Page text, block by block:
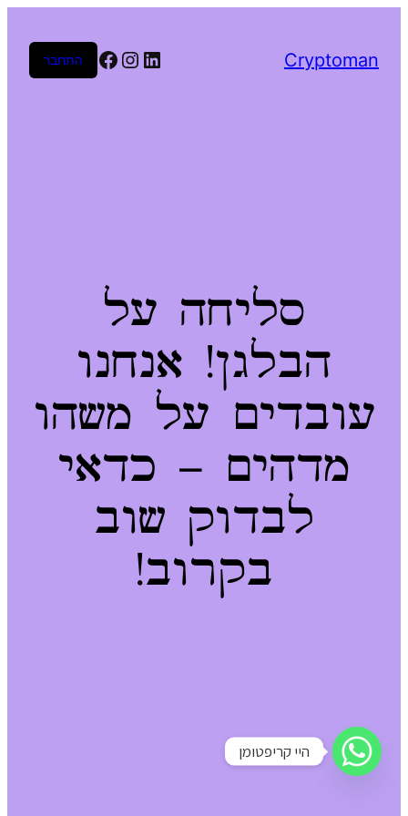
Cryptoman
LinkedIn
Instagram
Facebook
התחבר
סליחה על
הבלגן! אנחנו
עובדים על משהו
מדהים – כדאי
לבדוק שוב
בקרוב!
היי קריפטומן